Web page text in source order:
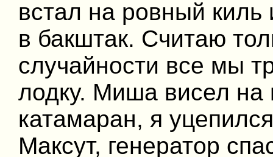
встал на ровный киль
в бакштак. Считаю
случайности все мы
лодку. Миша висел на
катамаран, я
Максут, генератор